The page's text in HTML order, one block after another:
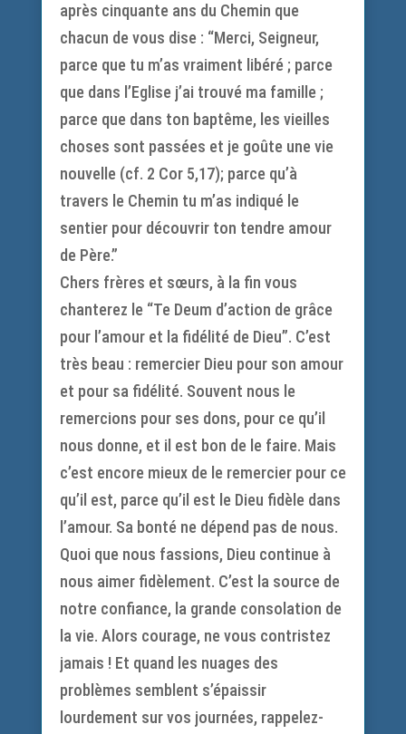
après cinquante ans du Chemin que
chacun de vous dise : “Merci, Seigneur,
parce que tu m’as vraiment libéré ; parce
que dans l’Eglise j’ai trouvé ma famille ;
parce que dans ton baptême, les vieilles
choses sont passées et je goûte une vie
nouvelle (cf. 2 Cor 5,17); parce qu’à
travers le Chemin tu m’as indiqué le
sentier pour découvrir ton tendre amour
de Père.”
Chers frères et sœurs, à la fin vous
chanterez le “Te Deum d’action de grâce
pour l’amour et la fidélité de Dieu”. C’est
très beau : remercier Dieu pour son amour
et pour sa fidélité. Souvent nous le
remercions pour ses dons, pour ce qu’il
nous donne, et il est bon de le faire. Mais
c’est encore mieux de le remercier pour ce
qu’il est, parce qu’il est le Dieu fidèle dans
l’amour. Sa bonté ne dépend pas de nous.
Quoi que nous fassions, Dieu continue à
nous aimer fidèlement. C’est la source de
notre confiance, la grande consolation de
la vie. Alors courage, ne vous contristez
jamais ! Et quand les nuages des
problèmes semblent s’épaissir
lourdement sur vos journées, rappelez-